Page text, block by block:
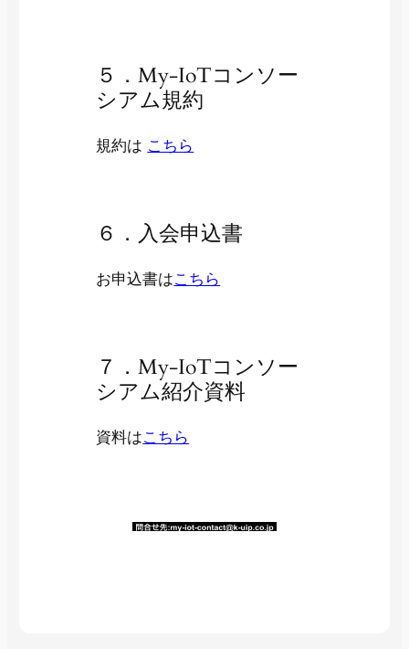
５．My-IoTコンソー
シアム規約
規約は こちら
６．入会申込書
お申込書はこちら
７．My-IoTコンソー
シアム紹介資料
資料はこちら